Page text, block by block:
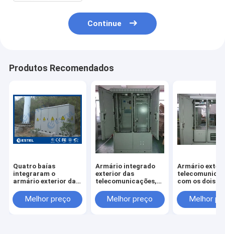
Continue
Produtos Recomendados
Quatro baías
integraram o
armário exterior das
com relação de
comunicação
Melhor preço
Armário integrado
exterior das
telecomunicações,
superior do
equipamento, mais
Melhor preço
Armário
com os dois
equipamento
dois
Melhor